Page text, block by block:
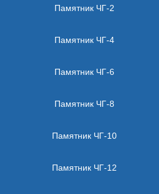
Памятник ЧГ-2
Памятник ЧГ-4
Памятник ЧГ-6
Памятник ЧГ-8
Памятник ЧГ-10
Памятник ЧГ-12